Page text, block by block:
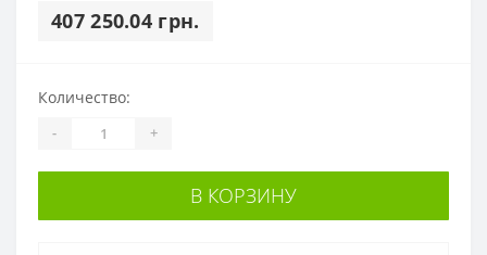
407 250.04 грн.
Количество:
- +
В КОРЗИНУ